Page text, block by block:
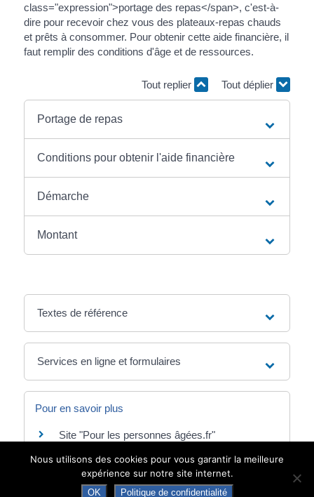
class="expression">portage des repas</span>, c'est-à-
dire pour recevoir chez vous des plateaux-repas chauds
et prêts à consommer. Pour obtenir cette aide financière, il
faut remplir des conditions d'âge et de ressources.
Tout replier Tout déplier
Portage de repas
Conditions pour obtenir l'aide financière
Démarche
Montant
Textes de référence
Services en ligne et formulaires
Pour en savoir plus
Site "Pour les personnes âgées.fr"
Caisse nationale de solidarité pour l'autonomie
(CNSA)
Site "Pour bien vieillir.fr" (personnes âgées)
Nous utilisons des cookies pour vous garantir la meilleure
expérience sur notre site internet.
OK Politique de confidentialité